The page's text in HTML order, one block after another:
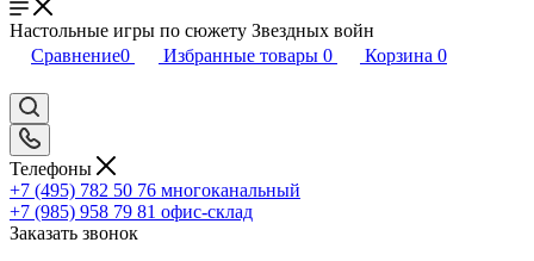
Настольные игры по сюжету Звездных войн
Сравнение0 Избранные товары 0 Корзина 0
Телефоны
+7 (495) 782 50 76 многоканальный
+7 (985) 958 79 81 офис-склад
Заказать звонок